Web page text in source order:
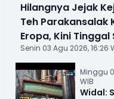
Hilangnya Jejak
Teh Parakansalak
Eropa, Kini Tinggal
Senin 03 Agu 2026, 16:26
Minggu
WIB
Widal: